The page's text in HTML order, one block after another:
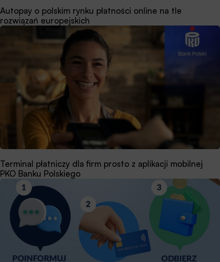
Autopay o polskim rynku płatności online na tle
rozwiązań europejskich
Terminal płatniczy dla firm prosto z aplikacji mobilnej
PKO Banku Polskiego